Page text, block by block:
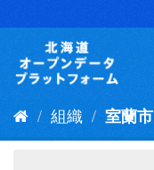
キ
組織 室蘭市